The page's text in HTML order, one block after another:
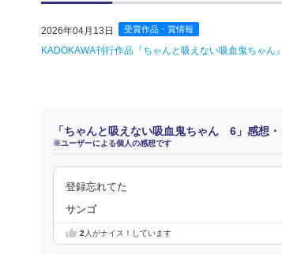
2026年04月13日 受賞作品・賞情報
KADOKAWA刊行作品『ちゃんと吸えない吸血鬼ちゃ
「ちゃんと吸えない吸血鬼ちゃん 6」感想
※ユーザーによる個人の感想です
登録忘れてた
サンゴ
2 人がナイス！しています